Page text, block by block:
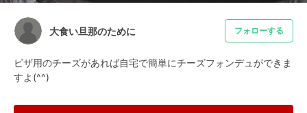
大食い旦那のために フォローする
ビザ用のチーズがあれば自宅で簡単にチーズフォンデュができま
すよ(^^)